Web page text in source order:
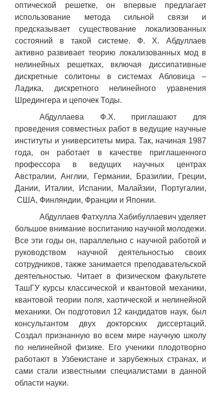
оптической решетке, он впервые предлагает
использование метода сильной связи и
предсказывает существование локализованных
состояний в такой системе. Ф. Х. Абдуллаев
активно развивает теорию локализованных мод в
нелинейных решетках, включая диссипативные
дискретные солитоны в системах Абловица –
Ладика, дискретного нелинейного уравнения
Шредингера и цепочек Тоды.
Абдуллаева Ф.Х. приглашают для
проведения совместных работ в ведущие научные
институты и университеты мира. Так, начиная 1987
года, он работает в качестве приглашенного
профессора в ведущих научных центрах
Австралии, Англии, Германии, Бразилии, Греции,
Дании, Италии, Испании, Малайзии, Португалии,
США, Финляндии, Франции и Японии.
Абдуллаев Фатхулла Хабибуллаевич уделяет
большое внимание воспитанию научной молодежи.
Все эти годы он, параллельно с научной работой и
руководством научной деятельностью своих
сотрудников, также занимается преподавательской
деятельностью. Читает в физическом факультете
ТашГУ курсы классической и квантовой механики,
квантовой теории поля, хаотической и нелинейной
механики. Он подготовил 12 кандидатов наук, был
консультантом двух докторских диссертаций.
Создал признанную во всем мире научную школу
по нелинейной физике. Его ученики плодотворно
работают в Узбекистане и зарубежных странах, и
сами стали известными специалистами в данной
области науки.